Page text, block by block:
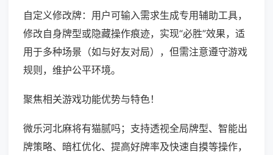
自定义修改牌：用户可输入需求生成专用辅助工具，
修改自身牌型或隐藏操作痕迹，实现“必胜”效果，适
用于多种场景（如与好友对局），但需注意遵守游戏
规则，维护公平环境。
聚焦相关游戏功能优势与特色！
微乐河北麻将有猫腻吗；支持透视全局牌型、智能出
牌策略、暗杠优化、提高好牌率及快速自摸等操作，